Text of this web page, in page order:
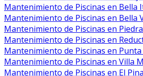
Mantenimiento de Piscinas en Bella
Mantenimiento de Piscinas en Bella
Mantenimiento de Piscinas en
Mantenimiento de Piscinas en
Mantenimiento de Piscinas en Punta
Mantenimiento de Piscinas en Villa
Mantenimiento de Piscinas en El